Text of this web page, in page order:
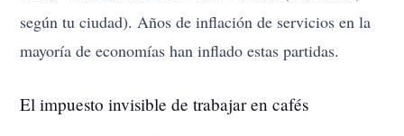
según tu ciudad). Años de inflación de servicios en la
mayoría de economías han inflado estas partidas.
El impuesto invisible de trabajar en cafés